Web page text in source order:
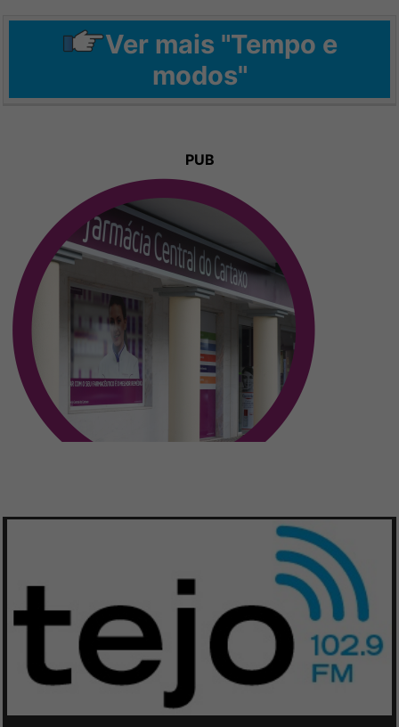
Ver mais "Tempo e
modos"
PUB